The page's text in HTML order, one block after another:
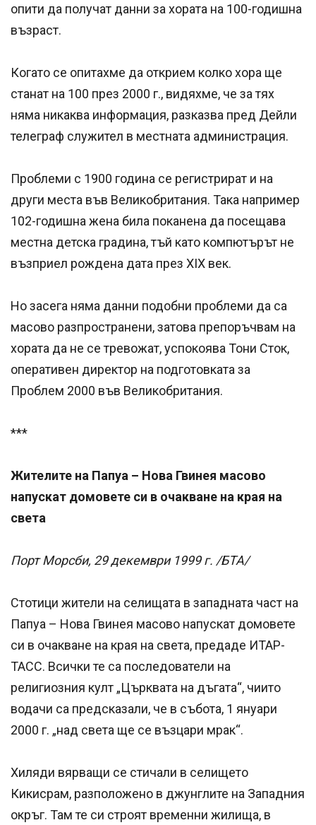
опити да получат данни за хората на 100-годишна
възраст.
Когато се опитахме да открием колко хора ще
станат на 100 през 2000 г., видяхме, че за тях
няма никаква информация, разказва пред Дейли
телеграф служител в местната администрация.
Проблеми с 1900 година се регистрират и на
други места във Великобритания. Така например
102-годишна жена била поканена да посещава
местна детска градина, тъй като компютърът не
възприел рождена дата през ХIХ век.
Но засега няма данни подобни проблеми да са
масово разпространени, затова препоръчвам на
хората да не се тревожат, успокоява Тони Сток,
оперативен директор на подготовката за
Проблем 2000 във Великобритания.
***
Жителите на Папуа – Нова Гвинея масово
напускат домовете си в очакване на края на
света
Порт Морсби, 29 декември 1999 г. /БТА/
Стотици жители на селищата в западната част на
Папуа – Нова Гвинея масово напускат домовете
си в очакване на края на света, предаде ИТАР-
ТАСС. Всички те са последователи на
религиозния култ „Църквата на дъгата“, чиито
водачи са предсказали, че в събота, 1 януари
2000 г. „над света ще се възцари мрак“.
Хиляди вярващи се стичали в селището
Кикисрам, разположено в джунглите на Западния
окръг. Там те си строят временни жилища, в